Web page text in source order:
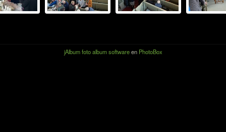
jAlbum foto album softwareen PhotoBox